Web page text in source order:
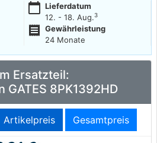
calendar_today Lieferdatum
12. - 18. Aug.3
receipt
Gewährleistung
24 Monate
Ersatzteil:
GATES 8PK1392HD
Artikelpreis Gesamtpreis